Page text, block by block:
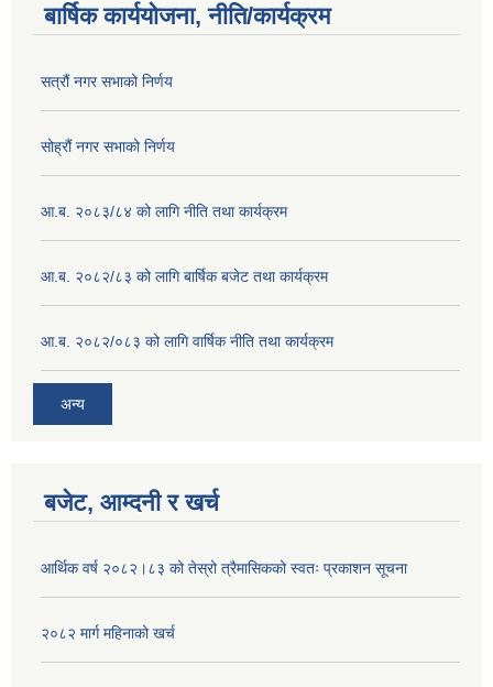
बार्षिक कार्ययोजना, नीति/कार्यक्रम
सत्रौं नगर सभाको निर्णय
सोह्रौं नगर सभाको निर्णय
आ.ब. २०८३/८४ को लागि नीति तथा कार्यक्रम
आ.ब. २०८२/८३ को लागि बार्षिक बजेट तथा कार्यक्रम
आ.ब. २०८२/०८३ को लागि वार्षिक नीति तथा कार्यक्रम
अन्य
बजेट, आम्दनी र खर्च
आर्थिक वर्ष २०८२।८३ को तेस्रो त्रैमासिकको स्वतः प्रकाशन सूचना
२०८२ मार्ग महिनाको खर्च